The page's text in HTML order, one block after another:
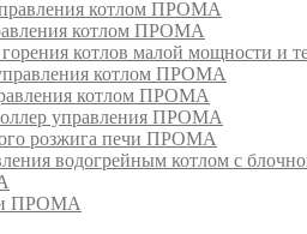
котлом ПРОМА
котлом ПРОМА
котлов малой мощности и
котлом ПРОМА
котлом ПРОМА
управления ПРОМА
розжига печи ПРОМА
водогрейным котлом с
ПРОМА